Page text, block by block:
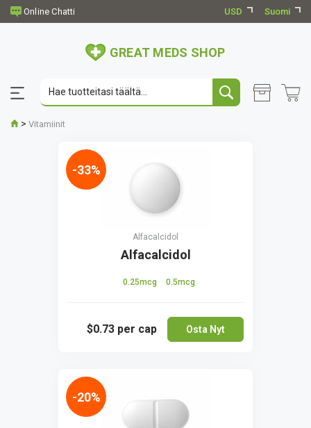
USD Suomi
GREAT MEDS SHOP
> Vitamiinit
Alfacalcidol
Alfacalcidol
0.25mcg 0.5mcg
$0.73 per cap Osta Nyt
-33%
-20%